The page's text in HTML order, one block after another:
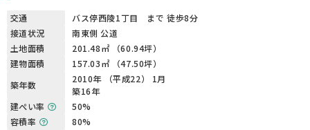
交通
バス停西陵1丁目 まで 徒歩8分
接道状況
南東側 公道
土地面積
201.48㎡ （60.94坪）
建物面積
157.03㎡ （47.50坪）
築年数
2010年 （平成22） 1月
築16年
建ぺい率
50%
容積率
80%